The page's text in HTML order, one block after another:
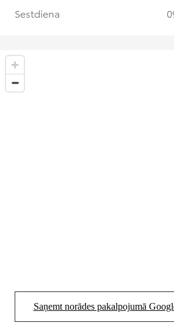
Saņemt norādes pakalpojumā
(Opens in
Sestdiena